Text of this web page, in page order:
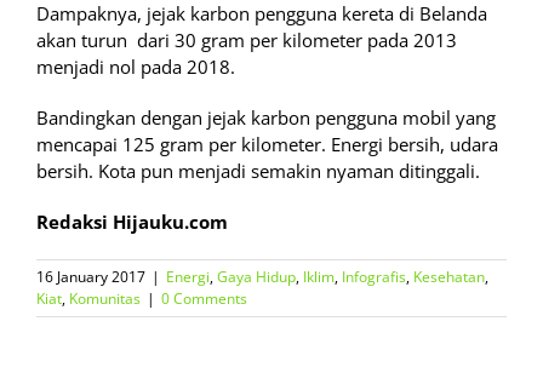
Dampaknya, jejak karbon pengguna kereta di Belanda
akan turun dari 30 gram per kilometer pada 2013
menjadi nol pada 2018.
Bandingkan dengan jejak karbon pengguna mobil yang
mencapai 125 gram per kilometer. Energi bersih, udara
bersih. Kota pun menjadi semakin nyaman ditinggali.
Redaksi Hijauku.com
16 January 2017 | Energi,Gaya Hidup, Iklim, Infografis, Kesehatan,
Kiat, Komunitas | 0 Comments